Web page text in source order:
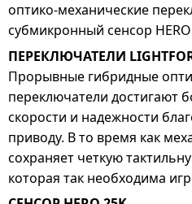
оптико-механические
субмикронный сенсор HERO
ПЕРЕКЛЮЧАТЕЛИ
Прорывные гибридные
переключатели достигают
скорости и надежности
приводу. В то время как
сохраняет четкую
которая так необходима